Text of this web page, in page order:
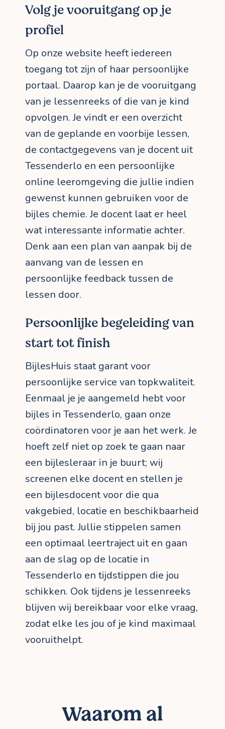
Volg je vooruitgang op je
profiel
Op onze website heeft iedereen
toegang tot zijn of haar persoonlijke
portaal. Daarop kan je de vooruitgang
van je lessenreeks of die van je kind
opvolgen. Je vindt er een overzicht
van de geplande en voorbije lessen,
de contactgegevens van je docent uit
Tessenderlo en een persoonlijke
online leeromgeving die jullie indien
gewenst kunnen gebruiken voor de
bijles chemie. Je docent laat er heel
wat interessante informatie achter.
Denk aan een plan van aanpak bij de
aanvang van de lessen en
persoonlijke feedback tussen de
lessen door.
Persoonlijke begeleiding van
start tot finish
BijlesHuis staat garant voor
persoonlijke service van topkwaliteit.
Eenmaal je je aangemeld hebt voor
bijles in Tessenderlo, gaan onze
coördinatoren voor je aan het werk. Je
hoeft zelf niet op zoek te gaan naar
een bijlesleraar in je buurt; wij
screenen elke docent en stellen je
een bijlesdocent voor die qua
vakgebied, locatie en beschikbaarheid
bij jou past. Jullie stippelen samen
een optimaal leertraject uit en gaan
aan de slag op de locatie in
Tessenderlo en tijdstippen die jou
schikken. Ook tijdens je lessenreeks
blijven wij bereikbaar voor elke vraag,
zodat elke les jou of je kind maximaal
vooruithelpt.
Waarom al